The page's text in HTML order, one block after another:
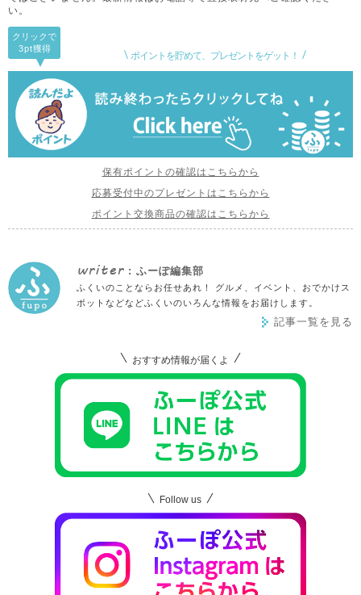
い。
ポイントを貯めて、プレゼントをゲット！
クリックで
3pt獲得
保有ポイントの確認はこちらから
応募受付中のプレゼントはこちらから
ポイント交換商品の確認はこちらから
writer : ふーぽ編集部
ふくいのことならお任せあれ！ グルメ、イベント、おでかけス
ポットなどなどふくいのいろんな情報をお届けします。
記事一覧を見る
おすすめ情報が届くよ
Follow us